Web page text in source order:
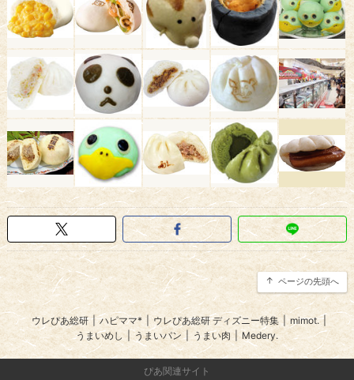
ページの先頭へ
ウレぴあ総研 | ハピママ* ウレぴあ総研 ディズニー特集 mimot. |
うまいめし
うまいパン | うまい肉 | Medery.
ぴあ関連サイト